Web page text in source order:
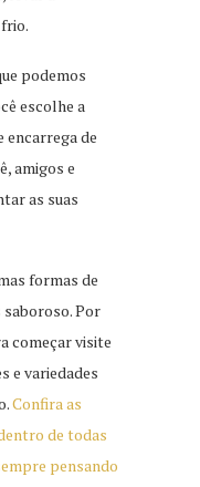
podemos
escolhe a
encarrega de
amigos e
as suas
formas de
saboroso. Por
começar visite
e variedades
Confira as
de todas
pensando